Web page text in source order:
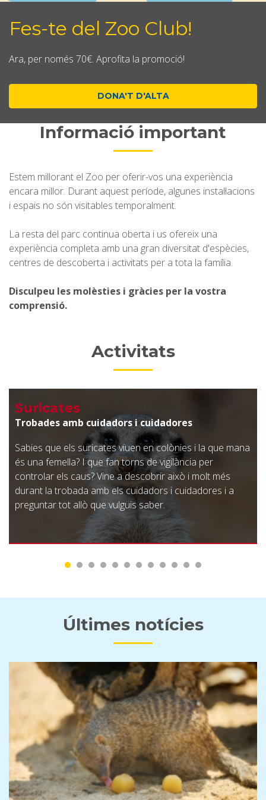
Fes-te del Zoo Club!
Ara, per només 70€. Aprofita la promoció!
DONA'T D'ALTA
Informació important
Estem millorant el Zoo per oferir-vos una experiència
encara millor. Durant aquest període, algunes instal·lacions
i espais no són visitables temporalment.
La resta del parc continua oberta i us ofereix una
experiència completa amb una gran diversitat d'espècies,
centres de descoberta i activitats per a tota la família.
Disculpeu les molèsties i gràcies per la vostra
comprensió.
Activitats
Suricates
Trobades amb cuidadors i cuidadores
Sabies que els suricates viuen en colònies i la que mana
és una femella? I que fan torns de vigilància per
controlar els caus? Vine a descobrir això i molt més
durant la trobada amb els cuidadors i cuidadores i a
preguntar tot allò que vulguis saber.
Últimes notícies